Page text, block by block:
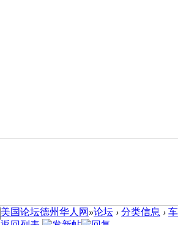
美国论坛德州华人网 »论坛 › 分类信息 ›